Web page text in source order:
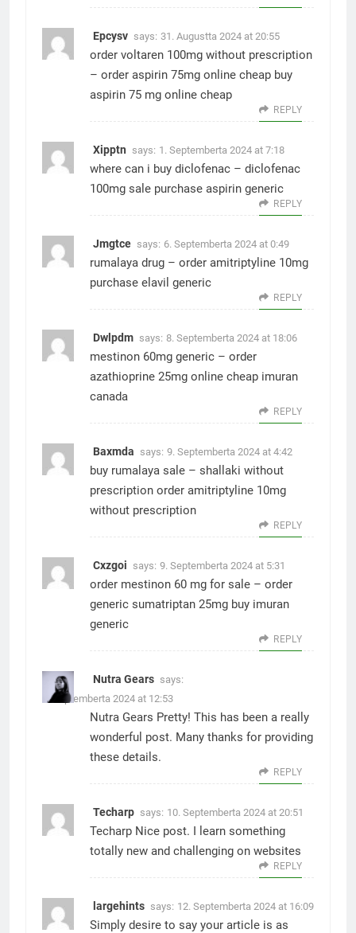
Epcysv says: 31. Augustta 2024 at 20:55
order voltaren 100mg without prescription
– order aspirin 75mg online cheap buy
aspirin 75 mg online cheap
REPLY
Xipptn says: 1. Septemberta 2024 at 7:18
where can i buy diclofenac – diclofenac
100mg sale purchase aspirin generic
REPLY
Jmgtce says: 6. Septemberta 2024 at 0:49
rumalaya drug – order amitriptyline 10mg
purchase elavil generic
REPLY
Dwlpdm says: 8. Septemberta 2024 at 18:06
mestinon 60mg generic – order
azathioprine 25mg online cheap imuran
canada
REPLY
Baxmda says: 9. Septemberta 2024 at 4:42
buy rumalaya sale – shallaki without
prescription order amitriptyline 10mg
without prescription
REPLY
Cxzgoi says: 9. Septemberta 2024 at 5:31
order mestinon 60 mg for sale – order
generic sumatriptan 25mg buy imuran
generic
REPLY
Nutra Gears says:
9. Septemberta 2024 at 12:53
Nutra Gears Pretty! This has been a really
wonderful post. Many thanks for providing
these details.
REPLY
Techarp says: 10. Septemberta 2024 at 20:51
Techarp Nice post. I learn something
totally new and challenging on websites
REPLY
largehints says: 12. Septemberta 2024 at 16:09
Simply desire to say your article is as